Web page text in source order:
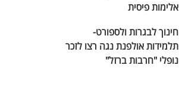
אלימות פיסית
חינוך לבגרות ולספורט-
תלמידות אולפנת נגה רצו לזכר
נופלי "חרבות ברזל"